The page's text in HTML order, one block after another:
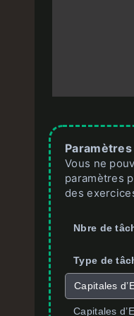
Paramètres
Vous ne
paramètres
des
Nbre de
Type de
Capitales
Capitales